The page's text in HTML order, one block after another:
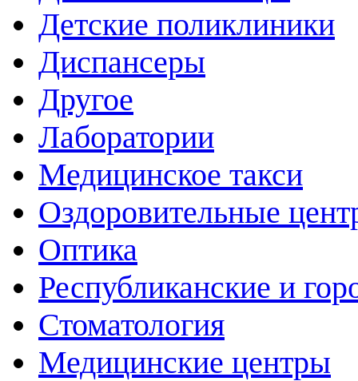
Детские поликлиники
Диспансеры
Другое
Лаборатории
Медицинское такси
Оздоровительные
Оптика
Республиканские и
Стоматология
Медицинские центры